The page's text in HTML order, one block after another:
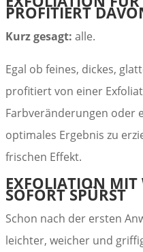
PROFITIERT
Kurz gesagt: alle.
Egal ob feines, dickes,
profitiert von einer
Farbveränderungen oder
optimales Ergebnis zu
frischen Effekt.
EXFOLIATION MIT
SOFORT SPÜRST
Schon nach der ersten
leichter, weicher und